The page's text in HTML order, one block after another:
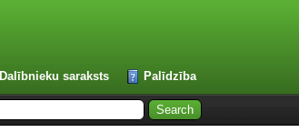
Dalībnieku saraksts Palīdzība